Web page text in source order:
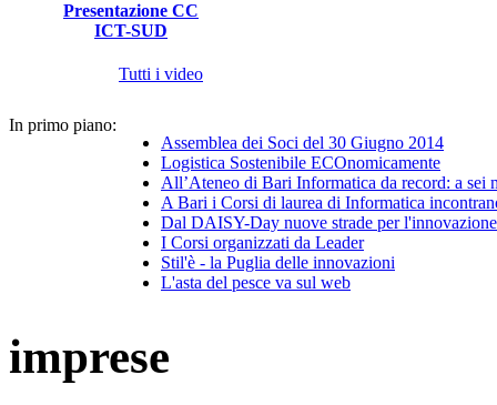
Presentazione CC
ICT-SUD
Tutti i video
In primo piano:
Assemblea dei Soci del 30 Giugno 2014
Logistica Sostenibile ECOnomicamente
All’Ateneo di Bari Informatica da record: a sei
A Bari i Corsi di laurea di Informatica
Dal DAISY-Day nuove strade per
I Corsi organizzati da Leader
Stil'è - la Puglia delle innovazioni
L'asta del pesce va sul web
imprese